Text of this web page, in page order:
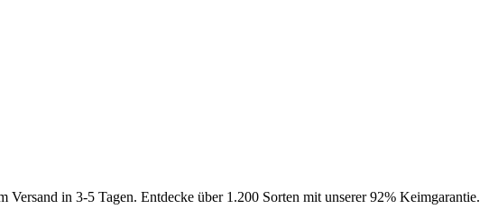
Versand in 3-5 Tagen. Entdecke über 1.200 Sorten mit unserer 92% Keimgarantie.